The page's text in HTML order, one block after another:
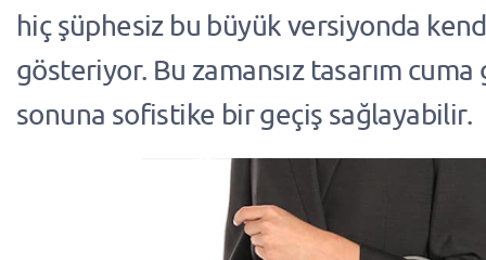
hiç şüphesiz bu büyük versiyonda
gösteriyor. Bu zamansız tasarım
sonuna sofistike bir geçiş sağlayabilir.